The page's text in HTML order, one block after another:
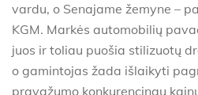
vardu, o Senajame žemyne –
KGM. Markės automobilių
juos ir toliau puošia stilizuotų
o gamintojas žada išlaikyti
pravažumo konkurencingų